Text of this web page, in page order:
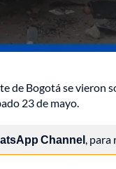
de Bogotá se
23 de mayo.
Channel, para